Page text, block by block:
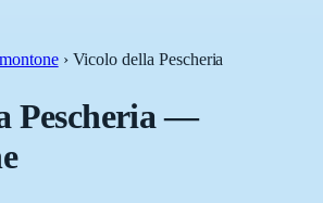
› Vicolo della Pescheria
Pescheria—